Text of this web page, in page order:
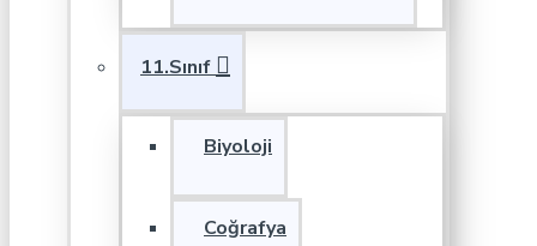
11.Sınıf
Biyoloji
Coğrafya